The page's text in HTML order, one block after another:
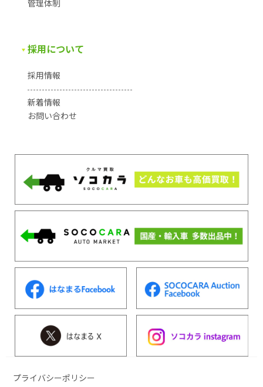
管理体制
採用について
採用情報
新着情報
お問い合わせ
プライバシーポリシー